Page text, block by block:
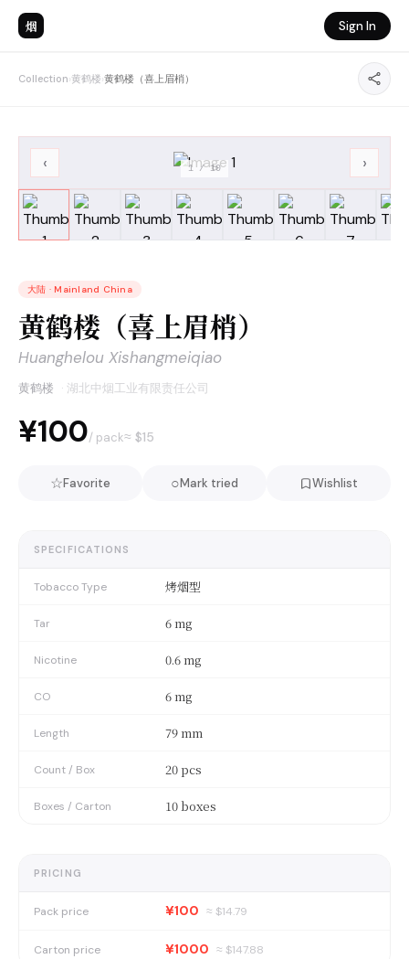
烟 Sign In
Collection›黄鹤楼›黄鹤楼（喜上眉梢）
‹ ›
1 /10
大陆 · Mainland China
黄鹤楼（喜上眉梢）
Huanghelou Xishangmeiqiao
黄鹤楼 · 湖北中烟工业有限责任公司
¥100/ pack≈ $15
☆Favorite ○Mark tried Wishlist
SPECIFICATIONS
Tobacco Type 烤烟型
Tar 6 mg
Nicotine 0.6 mg
CO 6 mg
Length 79 mm
Count / Box 20 pcs
Boxes / Carton 10 boxes
PRICING
Pack price ¥100 ≈ $14.79
Carton price ¥1000 ≈ $147.88